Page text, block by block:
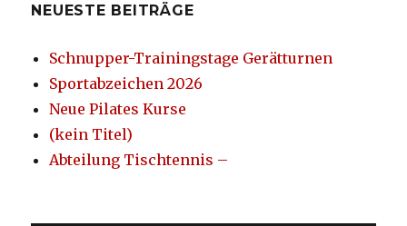
NEUESTE BEITRÄGE
Schnupper-Trainingstage Gerätturnen
Sportabzeichen 2026
Neue Pilates Kurse
(kein Titel)
Abteilung Tischtennis –